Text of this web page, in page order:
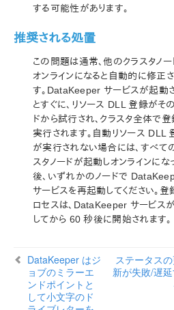
既知の問題と回避策
DataKeeper はジョ
て小文字のドライブ
DataKeeper ボリュ
プとして使用できな
ステータスの更新
ミラーの作成に失敗
Hyper-V ホストクラ
OpenJDK で
Live Migration の
ダイナミックディスク
Recovery Kit for
プの変更後に停止す
する可能性があります。
推奨される処置
この問題は通常、他のクラスタノー
オンラインになると自動的に修正
す。DataKeeper サービスが起動
とすぐに、リソース DLL 登録がそ
ドから試行され、クラスタ全体で
実行されます。自動リソース DLL
が実行されない場合には、すべて
スタノードが起動しオンラインにな
後、いずれかのノードで
サービスを再起動してください。登
ロセスは、DataKeeper サービス
してから 60 秒後に開始されます。
DataKeeper はジ
ョブのミラーエ
ンドポイントと
して小文字のド
ステータス
新が失敗/遅